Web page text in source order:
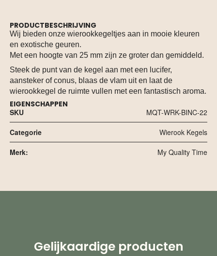
PRODUCTBESCHRIJVING
Wij bieden onze wierookkegeltjes aan in mooie kleuren
en exotische geuren.
Met een hoogte van 25 mm zijn ze groter dan gemiddeld.
Steek de punt van de kegel aan met een lucifer,
aansteker of conus, blaas de vlam uit en laat de
wierookkegel de ruimte vullen met een fantastisch aroma.
EIGENSCHAPPEN
SKU
MQT-WRK-BINC-22
Categorie Wierook Kegels
Merk: My Quality Time
Gelijkaardige producten